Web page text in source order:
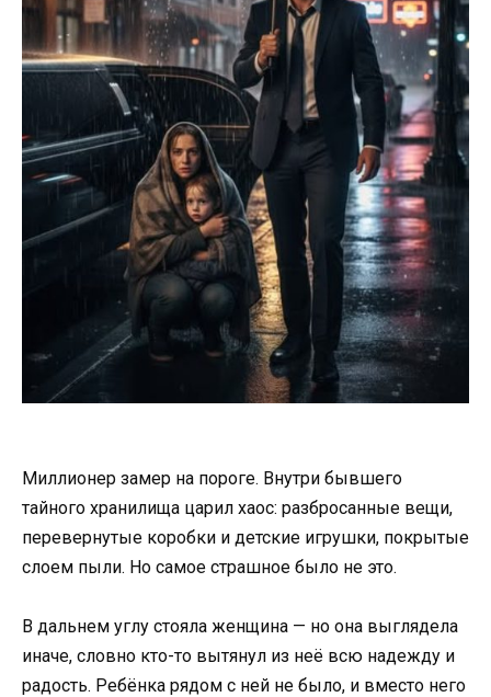
Миллионер замер на пороге. Внутри бывшего
тайного хранилища царил хаос: разбросанные вещи,
перевернутые коробки и детские игрушки, покрытые
слоем пыли. Но самое страшное было не это.
В дальнем углу стояла женщина — но она выглядела
иначе, словно кто-то вытянул из неё всю надежду и
радость. Ребёнка рядом с ней не было, и вместо него